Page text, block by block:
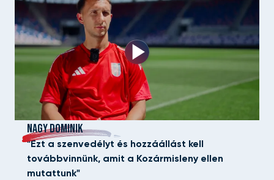
NAGY DOMINIK
"Ezt a szenvedélyt és hozzáállást kell
továbbvinnünk, amit a Kozármisleny ellen
mutattunk"